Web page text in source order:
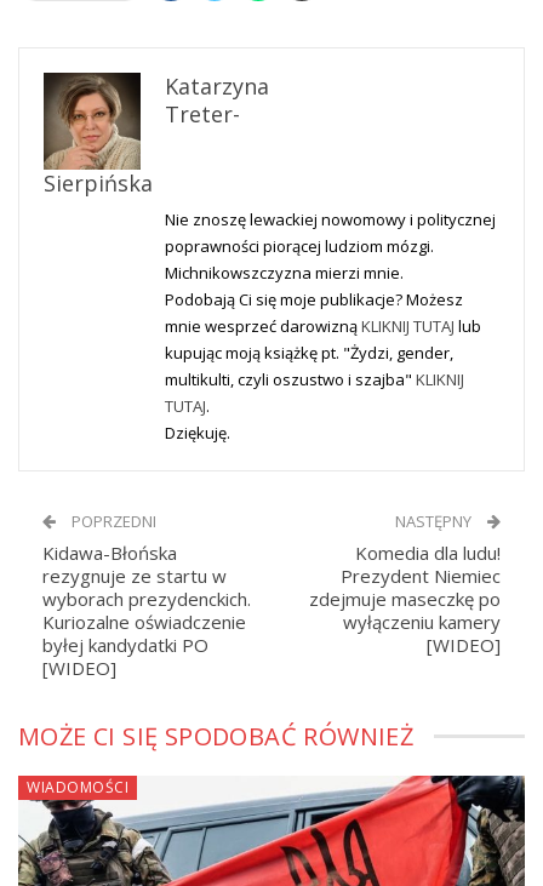
Katarzyna
Treter-
Sierpińska
Nie znoszę lewackiej nowomowy i politycznej
poprawności piorącej ludziom mózgi.
Michnikowszczyzna mierzi mnie.
Podobają Ci się moje publikacje? Możesz
mnie wesprzeć darowiznąKLIKNIJ TUTAJ lub
kupując moją książkę pt. "Żydzi, gender,
multikulti, czyli oszustwo i szajba" KLIKNIJ
TUTAJ.
Dziękuję.
POPRZEDNI
Kidawa-Błońska
rezygnuje ze startu w
wyborach prezydenckich.
Kuriozalne oświadczenie
byłej kandydatki PO
[WIDEO]
NASTĘPNY
Komedia dla ludu!
Prezydent Niemiec
zdejmuje maseczkę po
wyłączeniu kamery
[WIDEO]
MOŻE CI SIĘ SPODOBAĆ RÓWNIEŻ
WIADOMOŚCI